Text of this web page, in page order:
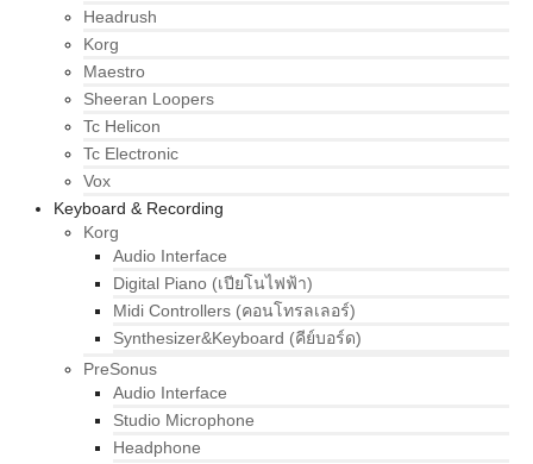
Headrush
Korg
Maestro
Sheeran Loopers
Tc Helicon
Tc Electronic
Vox
Keyboard & Recording
Korg
Audio Interface
Digital Piano (เปียโนไฟฟ้า)
Midi Controllers (คอนโทรลเลอร์)
Synthesizer&Keyboard (คีย์บอร์ด)
PreSonus
Audio Interface
Studio Microphone
Headphone